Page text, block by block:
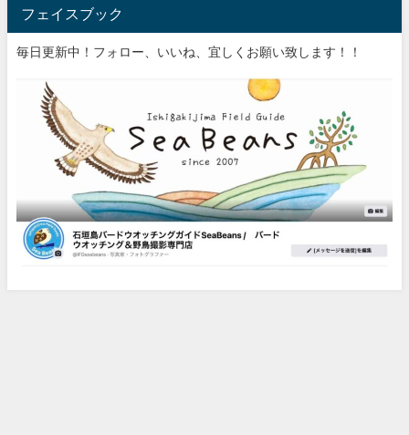
フェイスブック
毎日更新中！フォロー、いいね、宜しくお願い致します！！